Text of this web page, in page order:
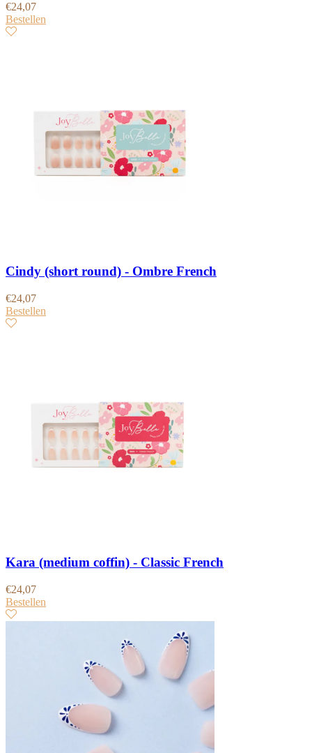
€24,07
Bestellen
Cindy (short round) - Ombre French
€24,07
Bestellen
Kara (medium coffin) - Classic French
€24,07
Bestellen